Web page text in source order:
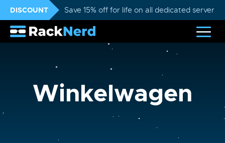
DISCOUNT Save 15% off for life on all dedicated servers
Winkelwagen